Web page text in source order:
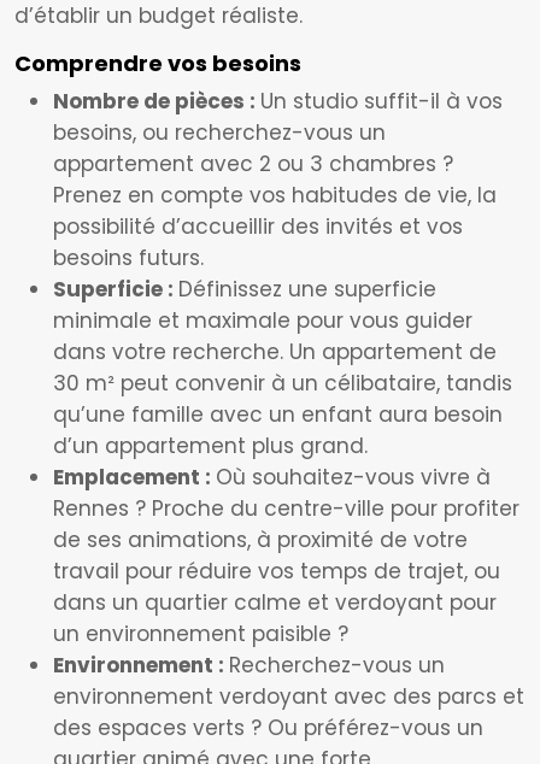
d’établir un budget réaliste.
Comprendre vos besoins
Nombre de pièces : Un studio suffit-il à vos
besoins, ou recherchez-vous un
appartement avec 2 ou 3 chambres ?
Prenez en compte vos habitudes de vie, la
possibilité d’accueillir des invités et vos
besoins futurs.
Superficie : Définissez une superficie
minimale et maximale pour vous guider
dans votre recherche. Un appartement de
30 m² peut convenir à un célibataire, tandis
qu’une famille avec un enfant aura besoin
d’un appartement plus grand.
Emplacement : Où souhaitez-vous vivre à
Rennes ? Proche du centre-ville pour profiter
de ses animations, à proximité de votre
travail pour réduire vos temps de trajet, ou
dans un quartier calme et verdoyant pour
un environnement paisible ?
Environnement : Recherchez-vous un
environnement verdoyant avec des parcs et
des espaces verts ? Ou préférez-vous un